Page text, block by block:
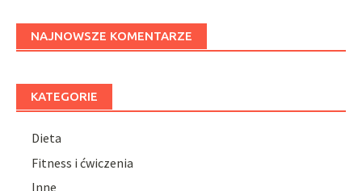
NAJNOWSZE KOMENTARZE
KATEGORIE
Dieta
Fitness i ćwiczenia
Inne